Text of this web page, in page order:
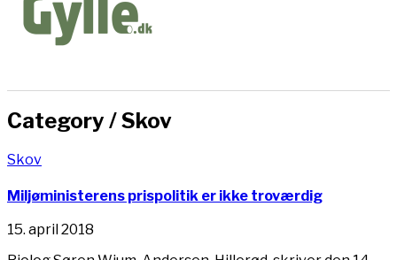
Category /Skov
Skov
Miljøministerens prispolitik er ikke troværdig
15. april 2018